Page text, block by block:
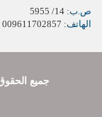
ص.ب:
الهاتف:
2016 © جميع